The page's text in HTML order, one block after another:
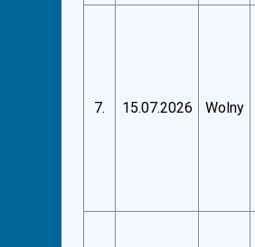
7. 15.07.2026 Wolny